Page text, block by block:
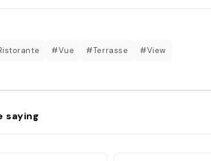
#Vue #Terrasse #View
saying